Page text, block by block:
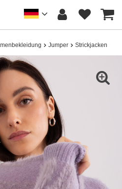
Jumper Strickjacken